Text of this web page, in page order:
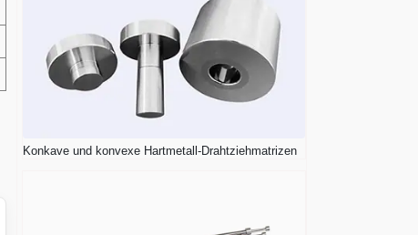
Konkave und konvexe Hartmetall-Drahtziehmatrizen